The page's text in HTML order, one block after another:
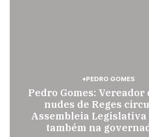
♦PEDRO GOMES
Pedágio da BR-163
Gabriel do Oeste sobe
passa a custar R$
desta quarta-
♦PEDRO GOMES
Pedro Gomes: Vereador
nudes de Reges
Assembleia Legislativa
também na
♦PEDRO GOMES ♦POLÍCIA
Pedro Gomes:
prende homem por
doméstica; dois socos
dela